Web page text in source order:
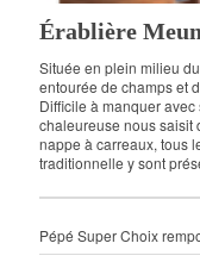
Érablière
Située en plein milieu
entourée de champs et
Difficile à manquer
chaleureuse nous saisit
nappe à carreaux, tous
traditionnelle y sont
Pépé Super Choix